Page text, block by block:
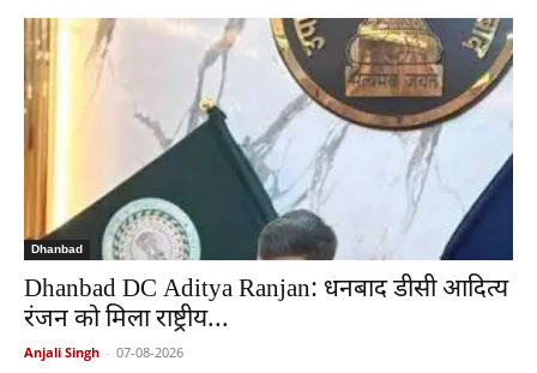
Dhanbad
Dhanbad DC Aditya Ranjan: धनबाद डीसी आदित्य
रंजन को मिला राष्ट्रीय...
Anjali Singh - 07-08-2026